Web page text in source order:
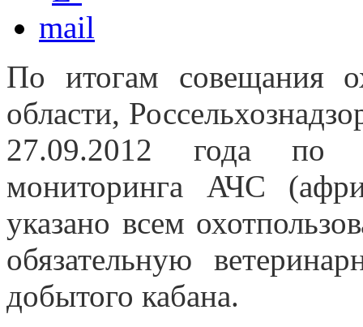
По итогам совещания
области,
27.09.2012 года по
мониторинга АЧС
указано всем
обязательную
добытого кабана.